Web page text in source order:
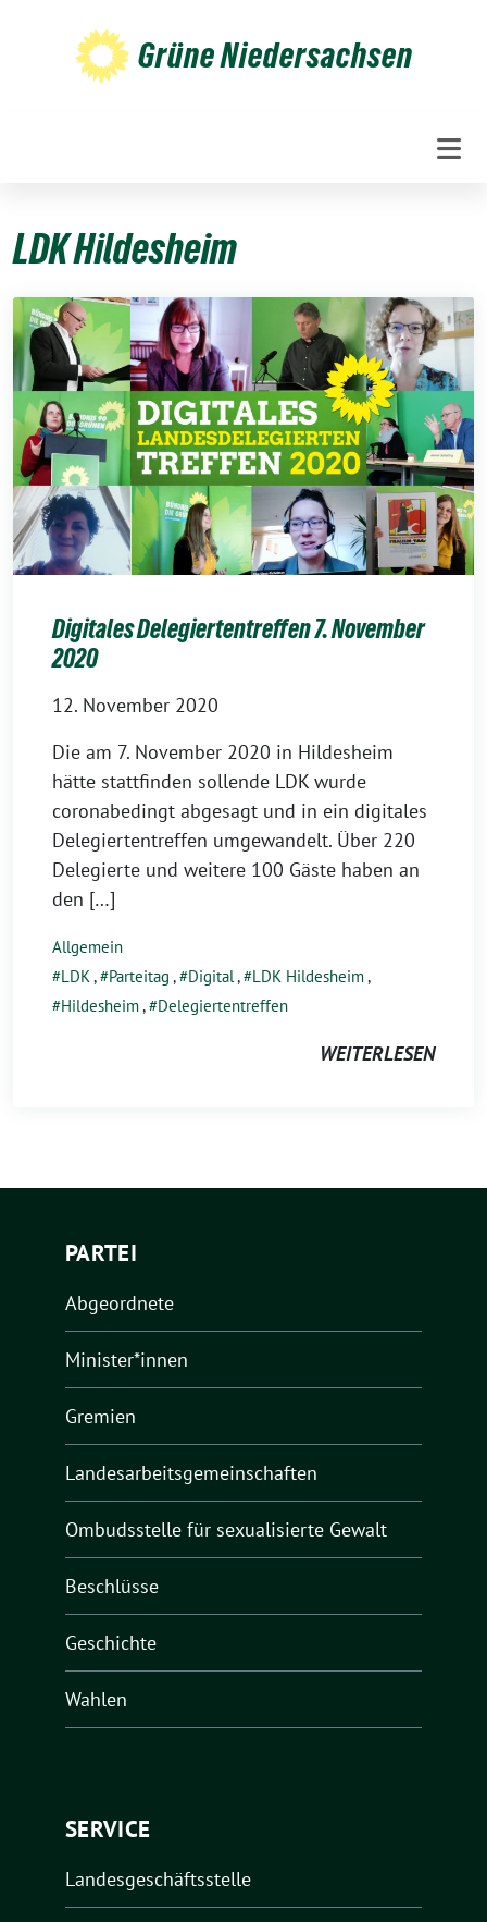
Grüne Niedersachsen
LDK Hildesheim
Digitales Delegiertentreffen 7. November
2020
12. November 2020
Die am 7. November 2020 in Hildesheim
hätte stattfinden sollende LDK wurde
coronabedingt abgesagt und in ein digitales
Delegiertentreffen umgewandelt. Über 220
Delegierte und weitere 100 Gäste haben an
den […]
Allgemein
LDK , Parteitag , Digital , LDK Hildesheim,
Hildesheim, Delegiertentreffen
WEITERLESEN
PARTEI
Abgeordnete
Minister*innen
Gremien
Landesarbeitsgemeinschaften
Ombudsstelle für sexualisierte Gewalt
Beschlüsse
Geschichte
Wahlen
SERVICE
Landesgeschäftsstelle